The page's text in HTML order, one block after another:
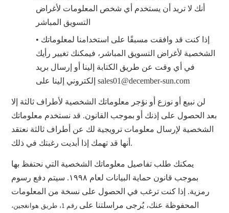
أنك لا تريد أن يستخدم أي شخص المعلومات لأغراض
التسويق المباشر
• إذا كنت قد وافقت مسبقًا على استخدامنا لمعلوماتك
الشخصية لأغراض التسويق المباشر، فيمكنك تغيير رأيك
في أي وقت عن طريق الكتابة إلينا أو إرسال بريد
إلكتروني إلينا علىsales01@december-sun.com
لن نبيع أو نوزع أو نؤجر معلوماتك الشخصية لأطراف ثالثة إلا
بعد الحصول على إذنك أو بموجب القانون. قد نستخدم معلوماتك
الشخصية لإرسال معلومات ترويجية لك عن أطراف ثالثة نعتقد
أنها قد تهمك إذا أبديت رغبتك في ذلك.
يمكنك طلب تفاصيل معلوماتك الشخصية التي نحتفظ بها
بموجب قانون حماية البيانات لعام ١٩٩٨. سيتم دفع رسوم
رمزية. إذا كنت ترغب في الحصول على نسخة من المعلومات
المحفوظة عنك، يُرجى مراسلتنا على
رقم 1، طريق هوانغجين،